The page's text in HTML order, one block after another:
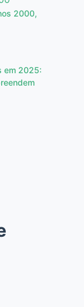
2000,
em 2025: